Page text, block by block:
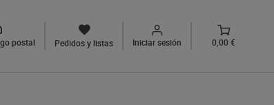
postal Pedidos y listas Iniciar sesión 0,00 €